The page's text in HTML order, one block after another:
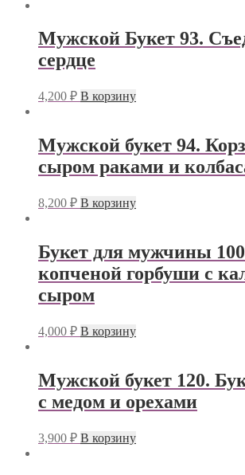
Мужской Букет 93.
сердце
4,200 ₽ В корзину
Мужской букет 94.
сыром раками и
8,200 ₽ В корзину
Букет для мужчины
копченой горбуши с
сыром
4,000 ₽ В корзину
Мужской букет 120.
с медом и орехами
3,900 ₽ В корзину